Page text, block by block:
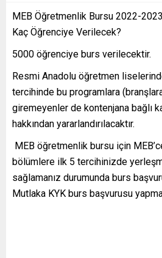
MEB Öğretmenlik Bursu 2022-
Kaç Öğrenciye Verilecek?
5000 öğrenciye burs verilecektir.
Resmi Anadolu öğretmen
tercihinde bu programlara
giremeyenler de kontenjana bağlı
hakkından yararlandırılacaktır.
MEB öğretmenlik bursu için
bölümlere ilk 5 tercihinizde
sağlamanız durumunda burs
Mutlaka KYK burs başvurusu